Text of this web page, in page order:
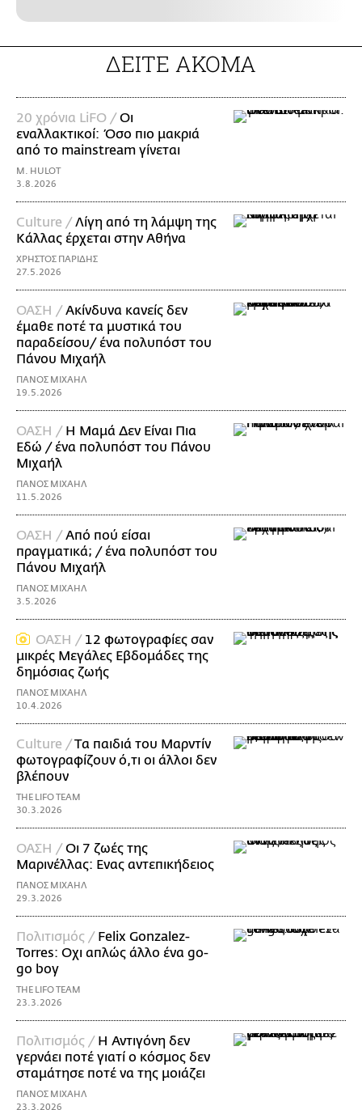
ΔΕΙΤΕ ΑΚΟΜΑ
20 χρόνια LiFO /Οι
εναλλακτικοί: Όσο πιο μακριά
από το mainstream γίνεται
M. HULOT
3.8.2026
Culture /Λίγη από τη λάμψη της
Κάλλας έρχεται στην Αθήνα
ΧΡΗΣΤΟΣ ΠΑΡΙΔΗΣ
27.5.2026
ΟΑΣΗ /Ακίνδυνα κανείς δεν
έμαθε ποτέ τα μυστικά του
παραδείσου/ ένα πολυπόστ του
Πάνου Μιχαήλ
ΠΑΝΟΣ ΜΙΧΑΗΛ
19.5.2026
ΟΑΣΗ / Η Mαμά Δεν Είναι Πια
Εδώ / ένα πολυπόστ του Πάνου
Μιχαήλ
ΠΑΝΟΣ ΜΙΧΑΗΛ
11.5.2026
ΟΑΣΗ /Από πού είσαι
πραγματικά; / ένα πολυπόστ του
Πάνου Μιχαήλ
ΠΑΝΟΣ ΜΙΧΑΗΛ
3.5.2026
ΟΑΣΗ / 12 φωτογραφίες σαν
μικρές Μεγάλες Εβδομάδες της
δημόσιας ζωής
ΠΑΝΟΣ ΜΙΧΑΗΛ
10.4.2026
Culture /Tα παιδιά του Μαρντίν
φωτογραφίζουν ό,τι οι άλλοι δεν
βλέπουν
THE LIFO TEAM
30.3.2026
ΟΑΣΗ /Οι 7 ζωές της
Μαρινέλλας: Ενας αντεπικήδειος
ΠΑΝΟΣ ΜΙΧΑΗΛ
29.3.2026
Πολιτισμός / Felix Gonzalez-
Torres: Οχι απλώς άλλο ένα go-
go boy
THE LIFO TEAM
23.3.2026
Πολιτισμός / Η Αντιγόνη δεν
γερνάει ποτέ γιατί ο κόσμος δεν
σταμάτησε ποτέ να της μοιάζει
ΠΑΝΟΣ ΜΙΧΑΗΛ
23.3.2026